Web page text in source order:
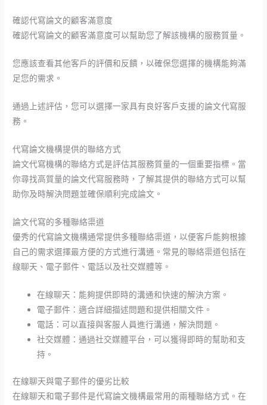
確認代寫論文的顧客滿意度
確認代寫論文的顧客滿意度可以幫助您了解該機構的服務質量。
您應該查看其他客戶的評價和反饋，以確保您選擇的機構能夠滿
足您的需求。
通過上述評估，您可以選擇一家具有良好客戶支援的論文代寫服
務。
代寫論文機構提供的聯絡方式
論文代寫機構的聯絡方式是評估其服務質量的一個重要指標。當
你尋找高質量的論文代寫服務時，了解其提供的聯絡方式可以幫
助你及時解決問題並確保順利完成論文。
論文代寫的多種聯絡渠道
優秀的代寫論文機構通常提供多種聯絡渠道，以便客戶能夠根據
自己的需求選擇最方便的方式進行溝通。常見的聯絡渠道包括在
線聊天、電子郵件、電話以及社交媒體等。
在線聊天：能夠提供即時的溝通和快速的解決方案。
電子郵件：適合詳細描述問題和提供相關文件。
電話：可以直接與客服人員進行溝通，解決問題。
社交媒體：通過社交媒體平台，可以獲得即時的幫助和支
持。
在線聊天與電子郵件的優劣比較
在線聊天和電子郵件是代寫論文機構最常用的兩種聯絡方式。在